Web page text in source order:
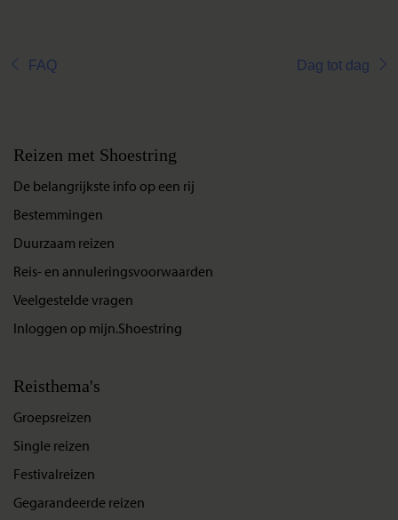
FAQ Dag tot dag
Reizen met Shoestring
De belangrijkste info op een rij
Bestemmingen
Duurzaam reizen
Reis- en annuleringsvoorwaarden
Veelgestelde vragen
Inloggen op mijn.Shoestring
Reisthema's
Groepsreizen
Single reizen
Festivalreizen
Gegarandeerde reizen